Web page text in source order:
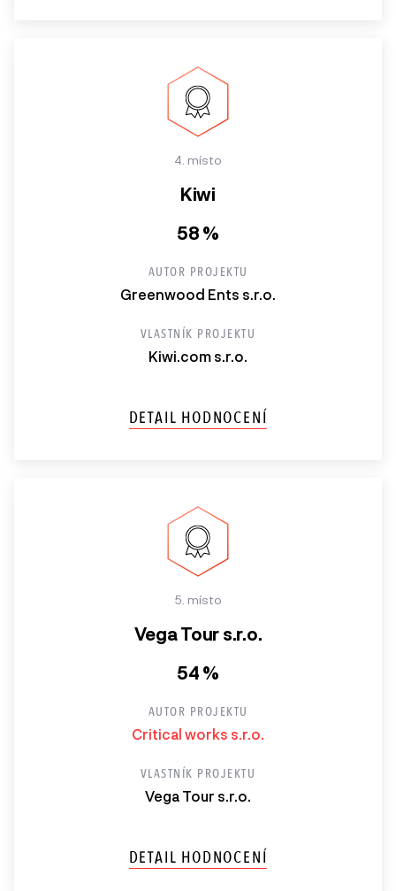
4. místo
Kiwi
58 %
AUTOR PROJEKTU
Greenwood Ents s.r.o.
VLASTNÍK PROJEKTU
Kiwi.com s.r.o.
DETAIL HODNOCENÍ
5. místo
Vega Tour s.r.o.
54 %
AUTOR PROJEKTU
Critical works s.r.o.
VLASTNÍK PROJEKTU
Vega Tour s.r.o.
DETAIL HODNOCENÍ